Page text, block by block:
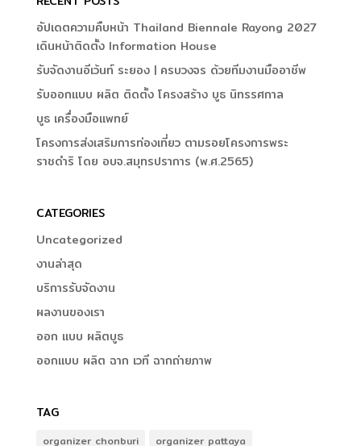
อัปเดตความคืบหน้า Thailand Biennale Rayong 2027
เดินหน้าติดตั้ง Information House
รับจัดงานอีเว้นท์ ระยอง | ครบวงจร ด้วยทีมงานมืออาชีพ
รับออกแบบ ผลิต ติดตั้ง โครงสร้าง บูธ นิทรรศกาล
บูธ เครื่องมือแพทย์
โครงการส่งเสริมการท่องเที่ยว ตามรอยโครงการพระ
ราชดำริ โดย อบจ.สมุทรปราการ (พ.ศ.2565)
CATEGORIES
Uncategorized
งานล่าสุด
บริการรับจัดงาน
ผลงานของเรา
ออก แบบ ผลิตบูธ
ออกแบบ ผลิต ฉาก เวที ฉากถ่ายภาพ
TAG
organizer chonburi
organizer pattaya